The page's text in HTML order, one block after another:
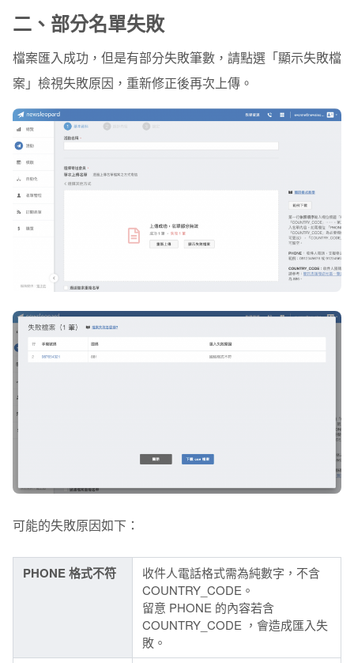
二、部分名單失敗
檔案匯入成功，但是有部分失敗筆數，請點選「顯示失敗檔
案」檢視失敗原因，重新修正後再次上傳。
可能的失敗原因如下：
PHONE 格式不符
收件人電話格式需為純數字，不含
COUNTRY_CODE。
留意 PHONE 的內容若含
COUNTRY_CODE ，會造成匯入失
敗 。